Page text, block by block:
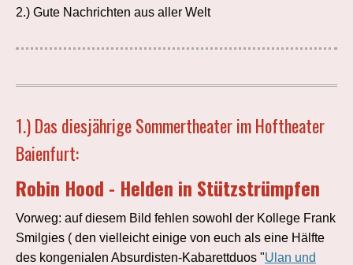
2.) Gute Nachrichten aus aller Welt
1.) Das diesjährige Sommertheater im Hoftheater
Baienfurt:
Robin Hood - Helden in Stützstrümpfen
Vorweg: auf diesem Bild fehlen sowohl der Kollege Frank
Smilgies ( den vielleicht einige von euch als eine Hälfte
des kongenialen Absurdisten-Kabarettduos "Ulan und